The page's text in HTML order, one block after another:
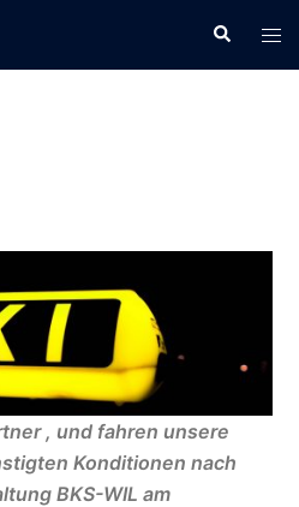
Suche
, und fahren unsere
Konditionen nach
BKS-WIL am